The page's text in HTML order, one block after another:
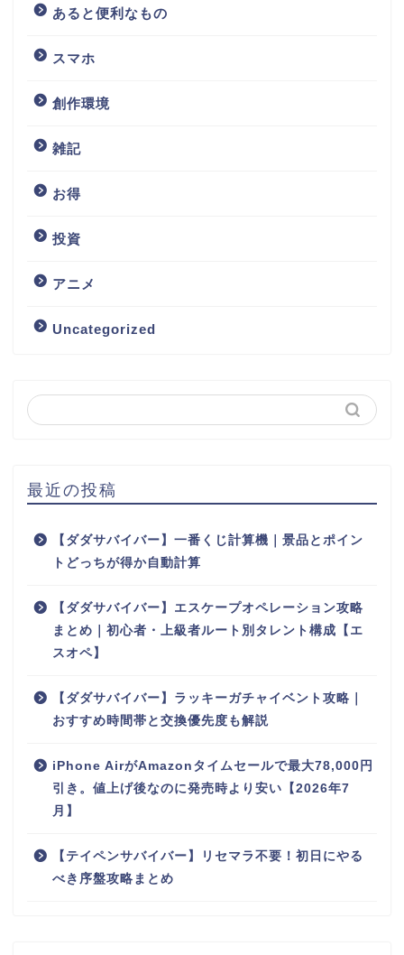
あると便利なもの
スマホ
創作環境
雑記
お得
投資
アニメ
Uncategorized
最近の投稿
【ダダサバイバー】一番くじ計算機｜景品とポイン
トどっちが得か自動計算
【ダダサバイバー】エスケープオペレーション攻略
まとめ｜初心者・上級者ルート別タレント構成【エ
スオペ】
【ダダサバイバー】ラッキーガチャイベント攻略｜
おすすめ時間帯と交換優先度も解説
iPhone AirがAmazonタイムセールで最大78,000円
引き。値上げ後なのに発売時より安い【2026年7
月】
【テイペンサバイバー】リセマラ不要！初日にやる
べき序盤攻略まとめ